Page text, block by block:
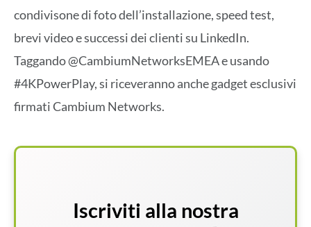
condivisone di foto dell’installazione, speed test,
brevi video e successi dei clienti su LinkedIn.
Taggando @CambiumNetworksEMEA e usando
#4KPowerPlay, si riceveranno anche gadget esclusivi
firmati Cambium Networks.
Iscriviti alla nostra